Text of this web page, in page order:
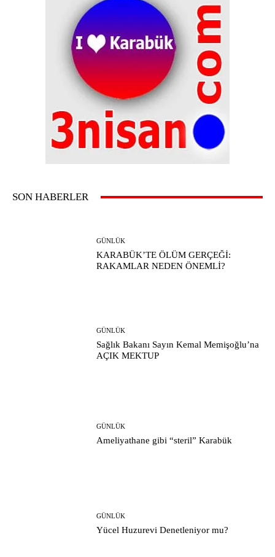
SON HABERLER
GÜNLÜK
KARABÜK’TE ÖLÜM GERÇEĞİ:
RAKAMLAR NEDEN ÖNEMLİ?
GÜNLÜK
Sağlık Bakanı Sayın Kemal Memişoğlu’na
AÇIK MEKTUP
GÜNLÜK
Ameliyathane gibi “steril” Karabük
GÜNLÜK
Yücel Huzurevi Denetleniyor mu?